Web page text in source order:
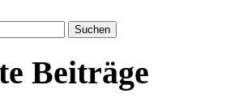
Beiträge